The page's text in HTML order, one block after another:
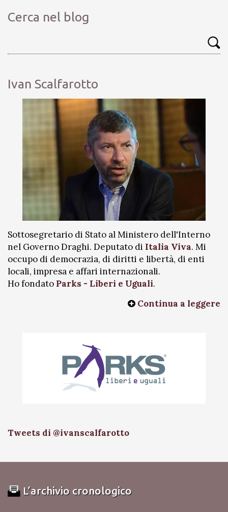
Cerca nel blog
Ivan Scalfarotto
Sottosegretario di Stato al Ministero dell'Interno
nel Governo Draghi. Deputato di Italia Viva. Mi
occupo di democrazia, di diritti e libertà, di enti
locali, impresa e affari internazionali.
Ho fondato Parks - Liberi e Uguali.
Continua a leggere
Tweets di @ivanscalfarotto
L’archivio cronologico